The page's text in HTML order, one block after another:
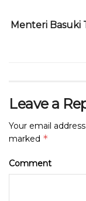
k
Menteri Basuki
Leave a
Your email
marked *
Comment